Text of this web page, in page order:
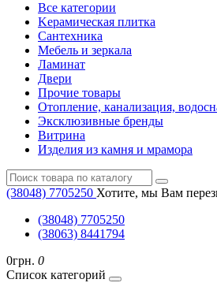
Все категории
Kерамическая плитка
Cантехника
Мебель и зеркала
Ламинат
Двери
Прочие товары
Отопление, канализация,
Эксклюзивные бренды
Витрина
Изделия из камня и мрамора
(38048) ‎7705250 Хотите, мы Вам
(38048) ‎7705250
(38063) 8441794
0грн. 0
Список категорий